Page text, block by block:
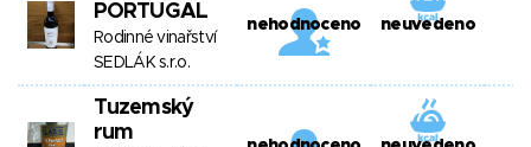
PORTUGAL
Rodinné vinařství
SEDLÁK s.r.o.
nehodnoceno neuvedeno
Tuzemský
rum